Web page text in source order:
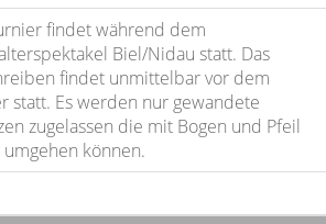
findet während dem
Biel/Nidau statt. Das
findet unmittelbar vor dem
statt. Es werden nur gewandete
zugelassen die mit Bogen und Pfeil
können.